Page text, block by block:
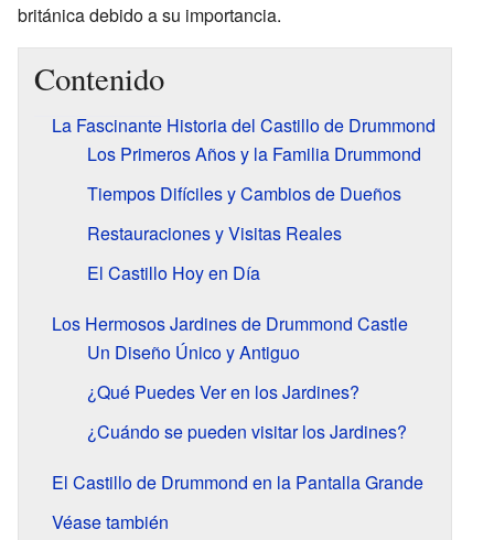
británica debido a su importancia.
Contenido
La Fascinante Historia del Castillo de Drummond
Los Primeros Años y la Familia Drummond
Tiempos Difíciles y Cambios de Dueños
Restauraciones y Visitas Reales
El Castillo Hoy en Día
Los Hermosos Jardines de Drummond Castle
Un Diseño Único y Antiguo
¿Qué Puedes Ver en los Jardines?
¿Cuándo se pueden visitar los Jardines?
El Castillo de Drummond en la Pantalla Grande
Véase también